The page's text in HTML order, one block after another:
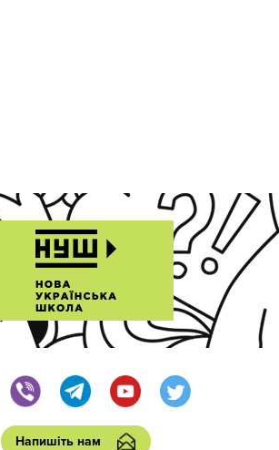
Напишіть нам